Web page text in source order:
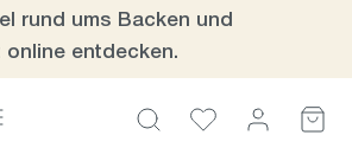
rund ums Backen und
online entdecken.